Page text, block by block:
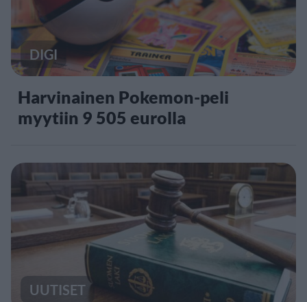
DIGI
Harvinainen Pokemon-peli
myytiin 9 505 eurolla
UUTISET